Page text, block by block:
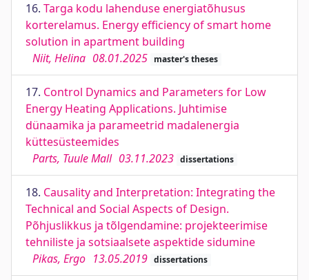
16. Targa kodu lahenduse energiatõhusus
korterelamus. Energy efficiency of smart home
solution in apartment building
Niit, Helina 08.01.2025 master's theses
17. Control Dynamics and Parameters for Low
Energy Heating Applications. Juhtimise
dünaamika ja parameetrid madalenergia
küttesüsteemides
Parts, Tuule Mall 03.11.2023 dissertations
18. Causality and Interpretation: Integrating the
Technical and Social Aspects of Design.
Põhjuslikkus ja tõlgendamine: projekteerimise
tehniliste ja sotsiaalsete aspektide sidumine
Pikas, Ergo 13.05.2019 dissertations